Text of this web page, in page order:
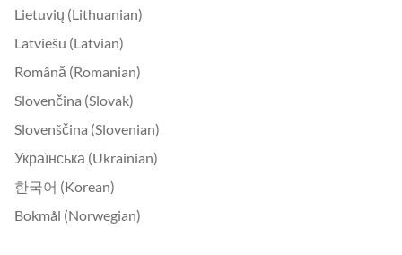
Lietuvių (Lithuanian)
Latviešu (Latvian)
Română (Romanian)
Slovenčina (Slovak)
Slovenščina (Slovenian)
Українська (Ukrainian)
한국어 (Korean)
Bokmål (Norwegian)